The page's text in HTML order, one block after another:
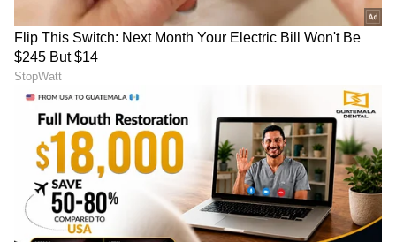
ಜೋಷಿ ಅಭಿನಯದ ಸಿನಿಮಾ ದೊಡ್ಡ ಮಟ್ಟದಲ್ಲಿ ಯಶಸ್ಸು
ಕಂಡಿತ್ತು. ಅನುಷ್ಕಾ ಬದಲಿಗೆ ಈ ಸಿನಿಮಾದಲ್ಲಿ ಕರೀನಾ
ಕಪೂರ್ ಕಾಣಿಸಿಕೊಂಡರು.